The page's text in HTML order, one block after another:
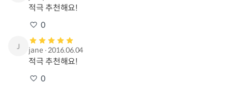
적극 추천해요!
0
jane ∙2016.06.04
적극 추천해요!
0